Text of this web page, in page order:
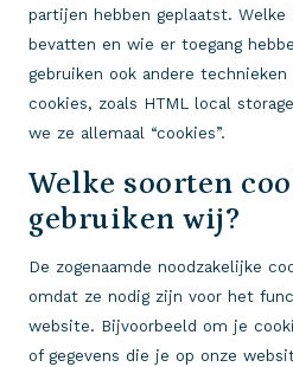
partijen hebben geplaatst.
bevatten en wie er toegang
gebruiken ook andere
cookies, zoals HTML local
we ze allemaal “cookies”.
Welke soorten
gebruiken wij?
De zogenaamde noodzakelijke
omdat ze nodig zijn voor het
website. Bijvoorbeeld om je
of gegevens die je op onze